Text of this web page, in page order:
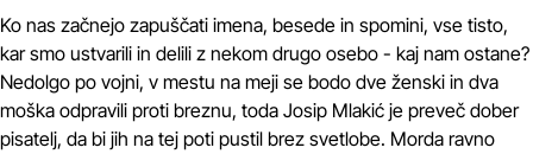
Ko nas začnejo zapuščati imena, besede in spomini, vse tisto,
kar smo ustvarili in delili z nekom drugo osebo - kaj nam ostane?
Nedolgo po vojni, v mestu na meji se bodo dve ženski in dva
moška odpravili proti breznu, toda Josip Mlakić je preveč dober
pisatelj, da bi jih na tej poti pustil brez svetlobe. Morda ravno